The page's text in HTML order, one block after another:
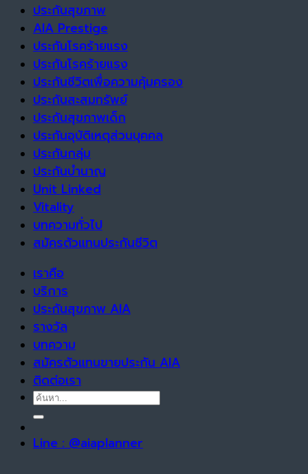
ประกันสุขภาพ
AIA Prestige
ประกันโรคร้ายแรง
ประกันโรคร้ายแรง
ประกันชีวิตเพื่อความคุ้มครอง
ประกันสะสมทรัพย์
ประกันสุขภาพเด็ก
ประกันอุบัติเหตุส่วนบุคคล
ประกันกลุ่ม
ประกันบำนาญ
Unit Linked
Vitality
บทความทั่วไป
สมัครตัวแทนประกันชีวิต
เราคือ
บริการ
ประกันสุขภาพ AIA
รางวัล
บทความ
สมัครตัวแทนขายประกัน AIA
ติดต่อเรา
Line : @aiaplanner